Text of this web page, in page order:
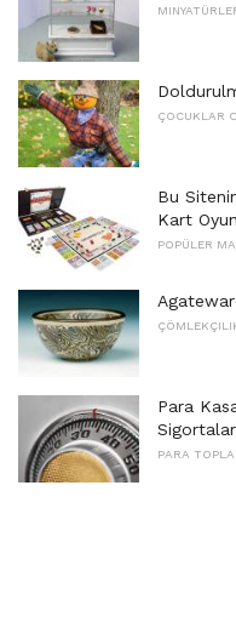
ÇOCUKLAR
Bu
Kart
POPÜLER
Para
Sigortalar
PARA